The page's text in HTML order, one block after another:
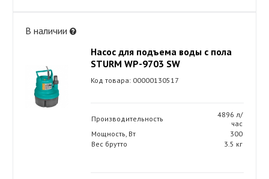
В наличии
Насос для подъема воды с пола
STURM WP-9703 SW
Код товара: 00000130517
Производительность
4896 л/
час
Мощность, Вт
300
Вес брутто
3.5 кг